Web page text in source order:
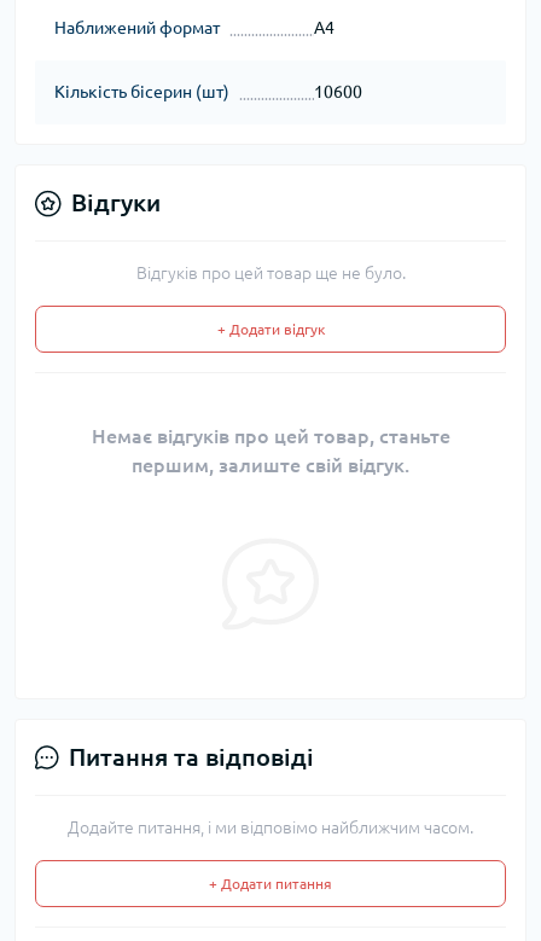
Наближений формат А4
Кількість бісерин (шт) 10600
Відгуки
Відгуків про цей товар ще не було.
+ Додати відгук
Немає відгуків про цей товар, станьте
першим, залиште свій відгук.
Питання та відповіді
Додайте питання, і ми відповімо найближчим часом.
+ Додати питання